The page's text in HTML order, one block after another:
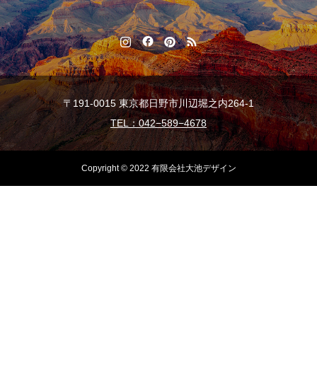
〒191-0015 東京都日野市川辺堀之内264-1
TEL：042−589−4678
Copyright © 2022 有限会社大池デザイン